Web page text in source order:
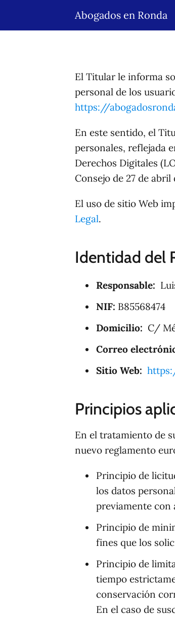
Abogados en Ronda
El Titular le informa
personal de los
https://
En este sentido, el
personales, reflejada
Derechos Digitales
Consejo de 27 de
El uso de sitio Web
Legal.
Identidad del
Responsable:
NIF: B85568474
Domicilio: C/
Correo
Sitio Web:
Principios
En el tratamiento de
nuevo reglamento
Principio de
los datos
previamente con
Principio de
fines que los
Principio de
tiempo
conservación
En el caso de